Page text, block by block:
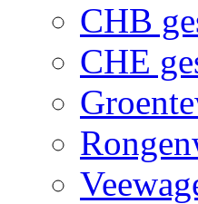
CHB
CHE